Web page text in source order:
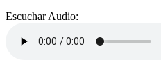
Escuchar Audio: